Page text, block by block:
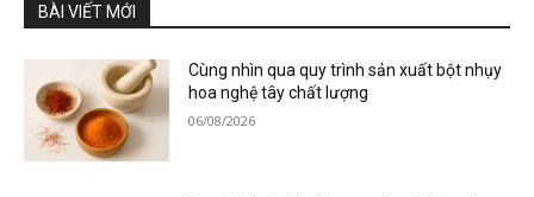
BÀI VIẾT MỚI
Cùng nhìn qua quy trình sản xuất bột nhụy
hoa nghệ tây chất lượng
06/08/2026